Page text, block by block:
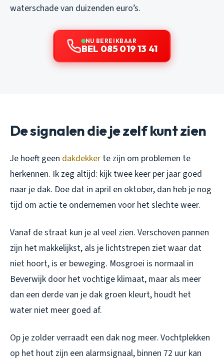
waterschade van duizenden euro’s.
NU BEREIKBAAR
BEL 085 019 13 41
De signalen die je zelf kunt zien
Je hoeft geen dakdekker te zijn om problemen te
herkennen. Ik zeg altijd: kijk twee keer per jaar goed
naar je dak. Doe dat in april en oktober, dan heb je nog
tijd om actie te ondernemen voor het slechte weer.
Vanaf de straat kun je al veel zien. Verschoven pannen
zijn het makkelijkst, als je lichtstrepen ziet waar dat
niet hoort, is er beweging. Mosgroei is normaal in
Beverwijk door het vochtige klimaat, maar als meer
dan een derde van je dak groen kleurt, houdt het
water niet meer goed af.
Op je zolder verraadt een dak nog meer. Vochtplekken
op het hout zijn een alarmsignaal, binnen 72 uur kan